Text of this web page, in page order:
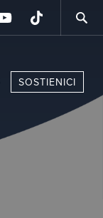
SOSTIENICI